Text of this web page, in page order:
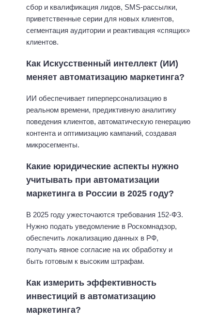
сбор и квалификация лидов, SMS-рассылки,
приветственные серии для новых клиентов,
сегментация аудитории и реактивация «спящих»
клиентов.
Как Искусственный интеллект (ИИ)
меняет автоматизацию маркетинга?
ИИ обеспечивает гиперперсонализацию в
реальном времени, предиктивную аналитику
поведения клиентов, автоматическую генерацию
контента и оптимизацию кампаний, создавая
микросегменты.
Какие юридические аспекты нужно
учитывать при автоматизации
маркетинга в России в 2025 году?
В 2025 году ужесточаются требования 152-ФЗ.
Нужно подать уведомление в Роскомнадзор,
обеспечить локализацию данных в РФ,
получать явное согласие на их обработку и
быть готовым к высоким штрафам.
Как измерить эффективность
инвестиций в автоматизацию
маркетинга?